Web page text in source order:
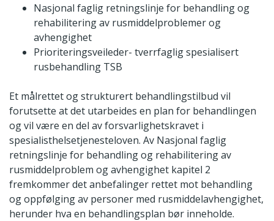
Nasjonal faglig retningslinje for behandling og
rehabilitering av rusmiddelproblemer og
avhengighet
Prioriteringsveileder- tverrfaglig spesialisert
rusbehandling TSB
Et målrettet og strukturert behandlingstilbud vil
forutsette at det utarbeides en plan for behandlingen
og vil være en del av forsvarlighetskravet i
spesialisthelsetjenesteloven. Av Nasjonal faglig
retningslinje for behandling og rehabilitering av
rusmiddelproblem og avhengighet kapitel 2
fremkommer det anbefalinger rettet mot behandling
og oppfølging av personer med rusmiddelavhengighet,
herunder hva en behandlingsplan bør inneholde.